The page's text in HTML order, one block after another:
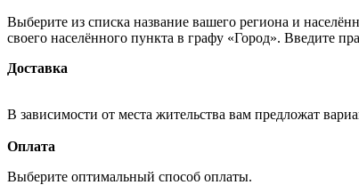
Выберите из списка название вашего региона и
своего населённого пункта в графу «Город». Введите
Доставка
В зависимости от места жительства вам предложат
Оплата
Выберите оптимальный способ оплаты.